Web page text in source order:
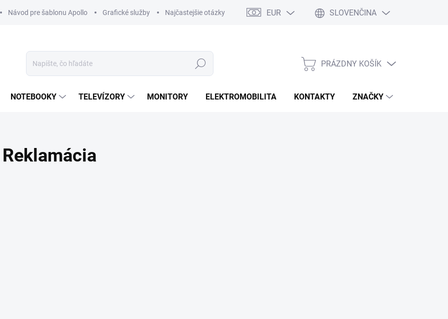
Návod pre šablonu Apollo Grafické služby Najčastejšie otázky Rozmery bannerov Obchodné podmienky
EUR SLOVENČINA
Hľadať
NÁKUPNÝ
PRÁZDNY KOŠÍK
NOTEBOOKY TELEVÍZORY MONITORY ELEKTROMOBILITA KONTAKTY ZNAČKY
Reklamácia